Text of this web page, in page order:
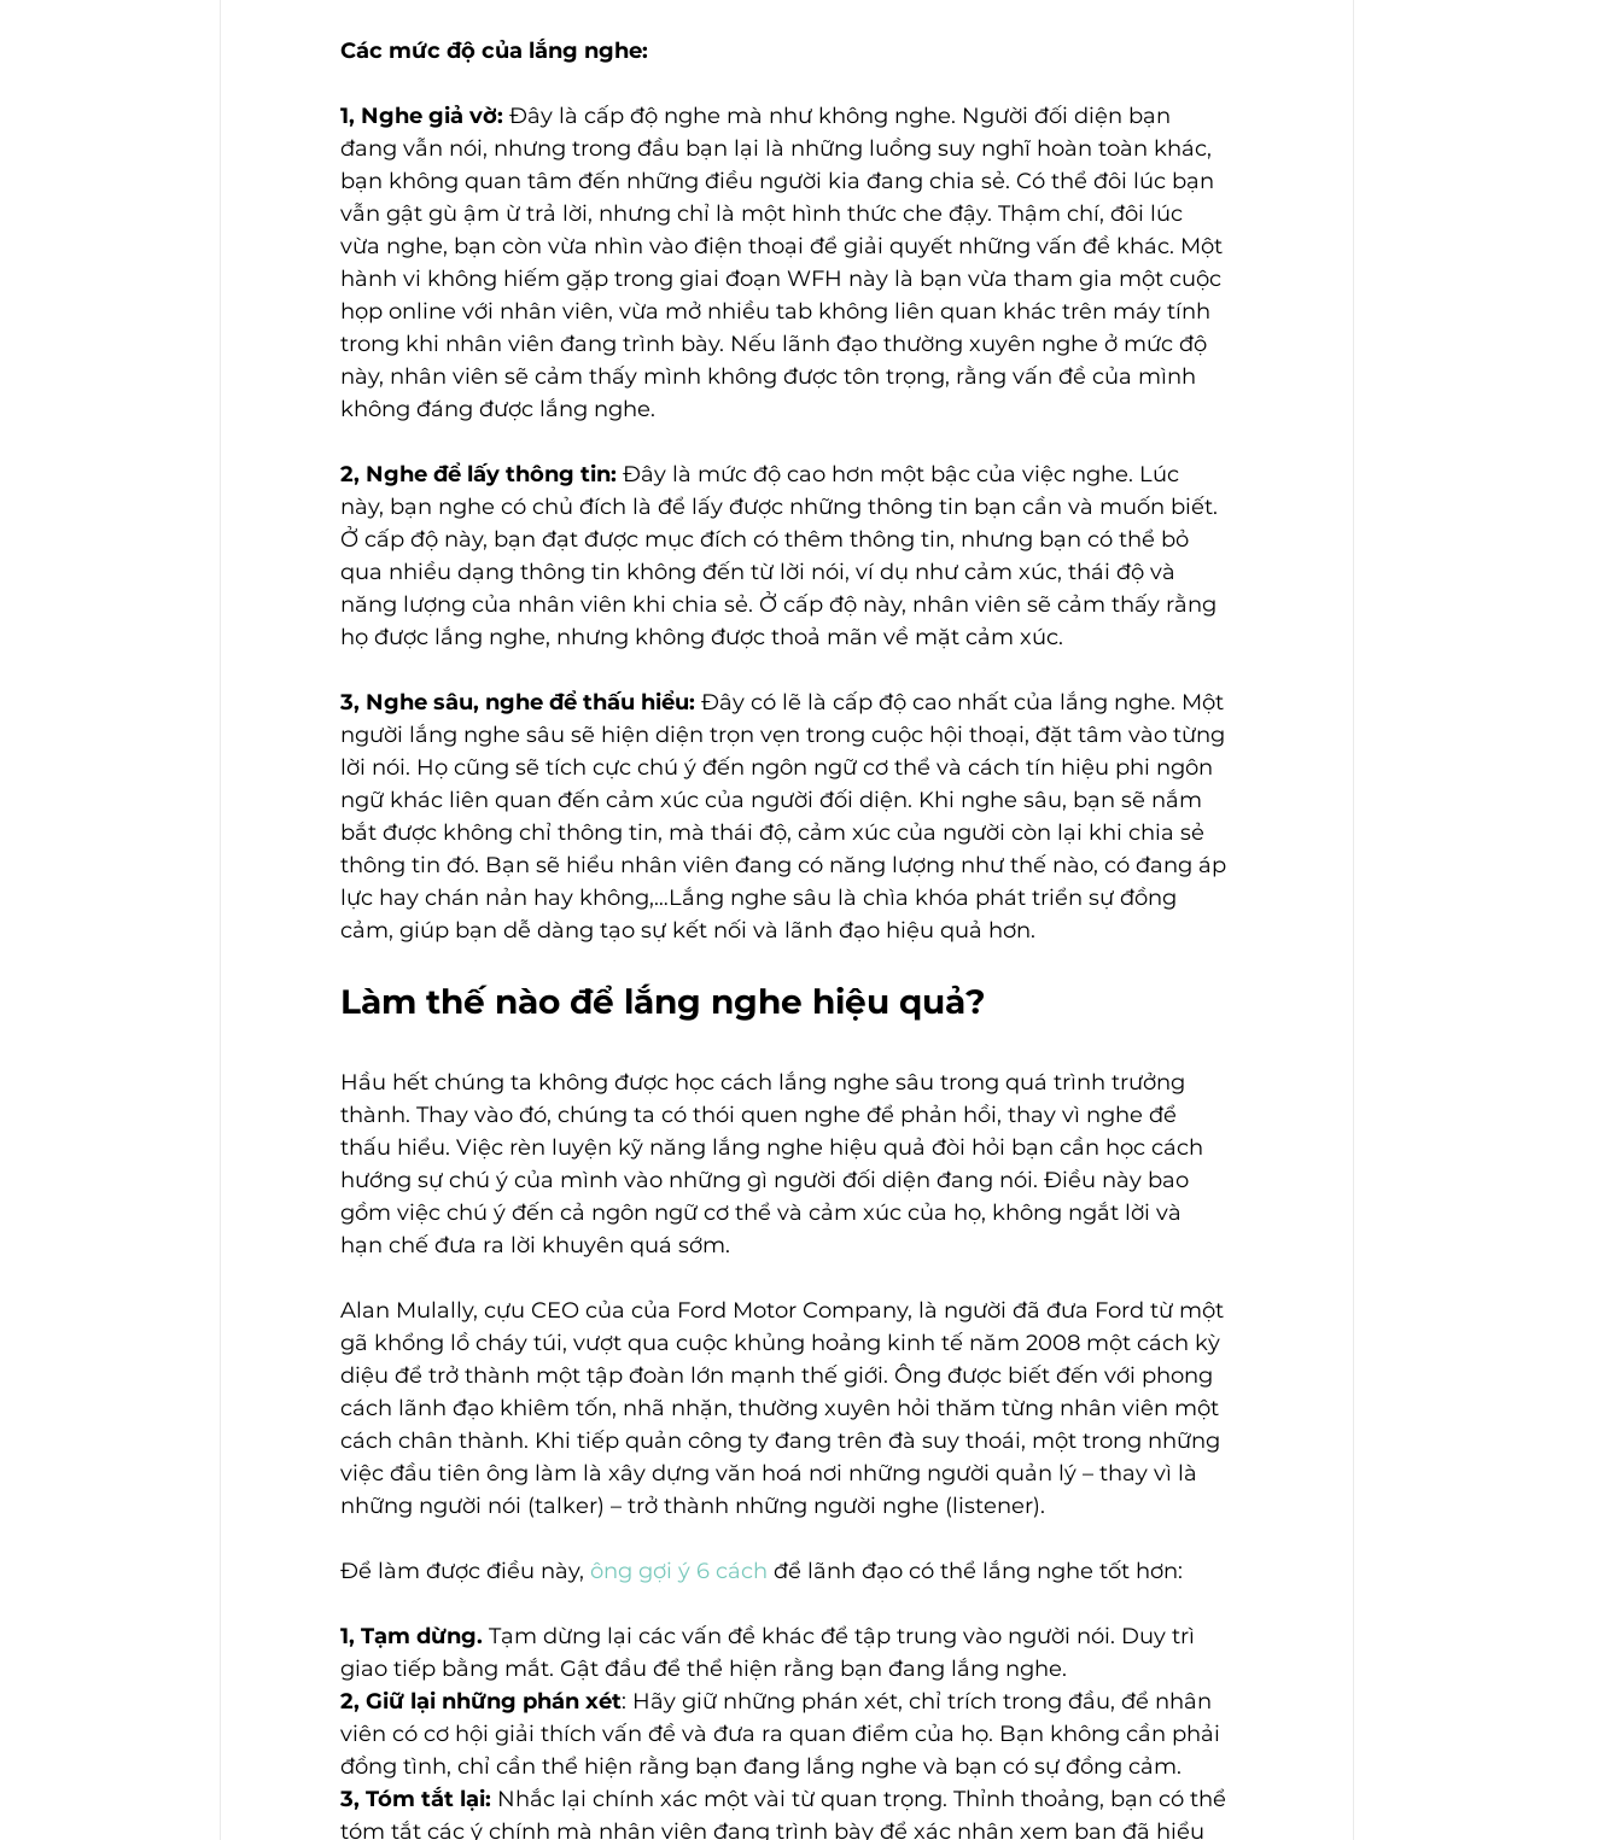
Các mức độ của lắng nghe:
1, Nghe giả vờ: Đây là cấp độ nghe mà như không nghe. Người đối diện bạn
đang vẫn nói, nhưng trong đầu bạn lại là những luồng suy nghĩ hoàn toàn khác,
bạn không quan tâm đến những điều người kia đang chia sẻ. Có thể đôi lúc bạn
vẫn gật gù ậm ừ trả lời, nhưng chỉ là một hình thức che đậy. Thậm chí, đôi lúc
vừa nghe, bạn còn vừa nhìn vào điện thoại để giải quyết những vấn đề khác. Một
hành vi không hiếm gặp trong giai đoạn WFH này là bạn vừa tham gia một cuộc
họp online với nhân viên, vừa mở nhiều tab không liên quan khác trên máy tính
trong khi nhân viên đang trình bày. Nếu lãnh đạo thường xuyên nghe ở mức độ
này, nhân viên sẽ cảm thấy mình không được tôn trọng, rằng vấn đề của mình
không đáng được lắng nghe.
2, Nghe để lấy thông tin: Đây là mức độ cao hơn một bậc của việc nghe. Lúc
này, bạn nghe có chủ đích là để lấy được những thông tin bạn cần và muốn biết.
Ở cấp độ này, bạn đạt được mục đích có thêm thông tin, nhưng bạn có thể bỏ
qua nhiều dạng thông tin không đến từ lời nói, ví dụ như cảm xúc, thái độ và
năng lượng của nhân viên khi chia sẻ. Ở cấp độ này, nhân viên sẽ cảm thấy rằng
họ được lắng nghe, nhưng không được thoả mãn về mặt cảm xúc.
3, Nghe sâu, nghe để thấu hiểu: Đây có lẽ là cấp độ cao nhất của lắng nghe. Một
người lắng nghe sâu sẽ hiện diện trọn vẹn trong cuộc hội thoại, đặt tâm vào từng
lời nói. Họ cũng sẽ tích cực chú ý đến ngôn ngữ cơ thể và cách tín hiệu phi ngôn
ngữ khác liên quan đến cảm xúc của người đối diện. Khi nghe sâu, bạn sẽ nắm
bắt được không chỉ thông tin, mà thái độ, cảm xúc của người còn lại khi chia sẻ
thông tin đó. Bạn sẽ hiểu nhân viên đang có năng lượng như thế nào, có đang áp
lực hay chán nản hay không,…Lắng nghe sâu là chìa khóa phát triển sự đồng
cảm, giúp bạn dễ dàng tạo sự kết nối và lãnh đạo hiệu quả hơn.
Làm thế nào để lắng nghe hiệu quả?
Hầu hết chúng ta không được học cách lắng nghe sâu trong quá trình trưởng
thành. Thay vào đó, chúng ta có thói quen nghe để phản hồi, thay vì nghe để
thấu hiểu. Việc rèn luyện kỹ năng lắng nghe hiệu quả đòi hỏi bạn cần học cách
hướng sự chú ý của mình vào những gì người đối diện đang nói. Điều này bao
gồm việc chú ý đến cả ngôn ngữ cơ thể và cảm xúc của họ, không ngắt lời và
hạn chế đưa ra lời khuyên quá sớm.
Alan Mulally, cựu CEO của của Ford Motor Company, là người đã đưa Ford từ một
gã khổng lồ cháy túi, vượt qua cuộc khủng hoảng kinh tế năm 2008 một cách kỳ
diệu để trở thành một tập đoàn lớn mạnh thế giới. Ông được biết đến với phong
cách lãnh đạo khiêm tốn, nhã nhặn, thường xuyên hỏi thăm từng nhân viên một
cách chân thành. Khi tiếp quản công ty đang trên đà suy thoái, một trong những
việc đầu tiên ông làm là xây dựng văn hoá nơi những người quản lý – thay vì là
những người nói (talker) – trở thành những người nghe (listener).
Để làm được điều này, ông gợi ý 6 cách để lãnh đạo có thể lắng nghe tốt hơn:
1, Tạm dừng. Tạm dừng lại các vấn đề khác để tập trung vào người nói. Duy trì
giao tiếp bằng mắt. Gật đầu để thể hiện rằng bạn đang lắng nghe.
2, Giữ lại những phán xét: Hãy giữ những phán xét, chỉ trích trong đầu, để nhân
viên có cơ hội giải thích vấn đề và đưa ra quan điểm của họ. Bạn không cần phải
đồng tình, chỉ cần thể hiện rằng bạn đang lắng nghe và bạn có sự đồng cảm.
3, Tóm tắt lại: Nhắc lại chính xác một vài từ quan trọng. Thỉnh thoảng, bạn có thể
tóm tắt các ý chính mà nhân viên đang trình bày để xác nhận xem bạn đã hiểu